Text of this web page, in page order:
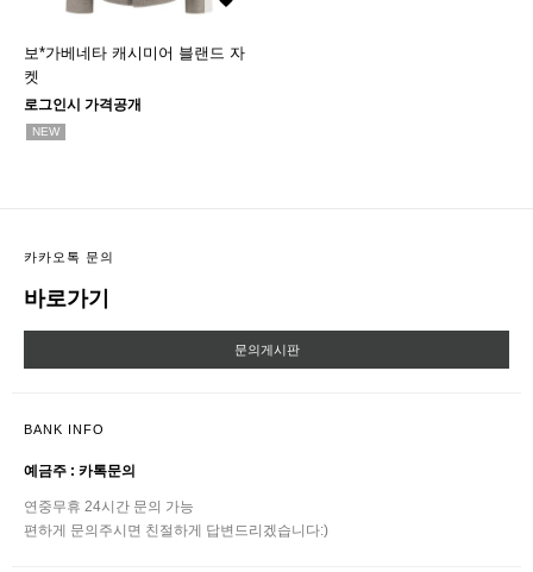
보*가베네타 캐시미어 블랜드 자
켓
로그인시 가격공개
NEW
카카오톡 문의
바로가기
문의게시판
BANK INFO
예금주 : 카톡문의
연중무휴 24시간 문의 가능
편하게 문의주시면 친절하게 답변드리겠습니다:)